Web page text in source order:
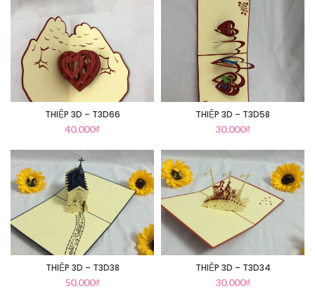
THIỆP 3D – T3D66
40.000₫
THIỆP 3D – T3D58
30.000₫
THIỆP 3D – T3D38
50.000₫
THIỆP 3D – T3D34
30.000₫